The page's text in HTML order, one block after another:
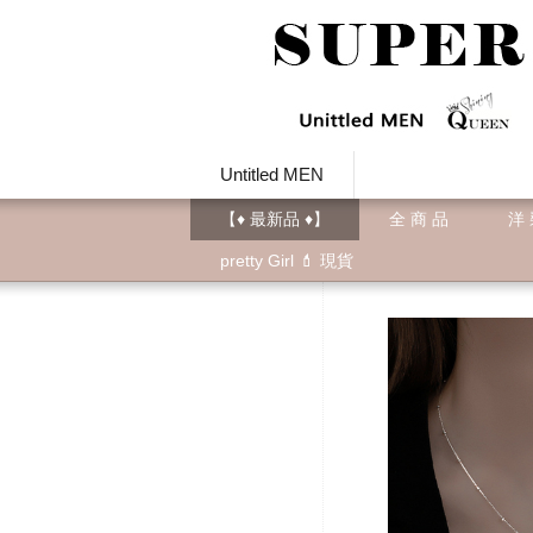
Untitled MEN
【♦ 最新品 ♦】 全 商 品 洋
pretty Girl 💄 現貨